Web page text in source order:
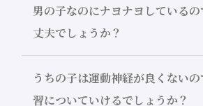
男の子なのにナヨナヨしている
丈夫でしょうか？
うちの子は運動神経が良くない
習についていけるでしょうか？